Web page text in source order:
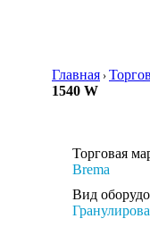
Главная ›
1540 W
Торговая
Brema
Вид